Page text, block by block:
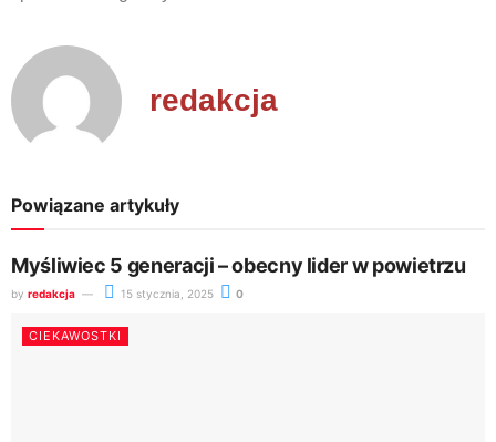
redakcja
Powiązane artykuły
Myśliwiec 5 generacji – obecny lider w powietrzu
by redakcja 15 stycznia, 2025 0
CIEKAWOSTKI